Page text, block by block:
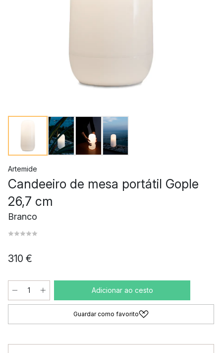
Artemide
Candeeiro de mesa portátil Gople
26,7 cm
Branco
310 €
Adicionar ao cesto
Guardar como favorito